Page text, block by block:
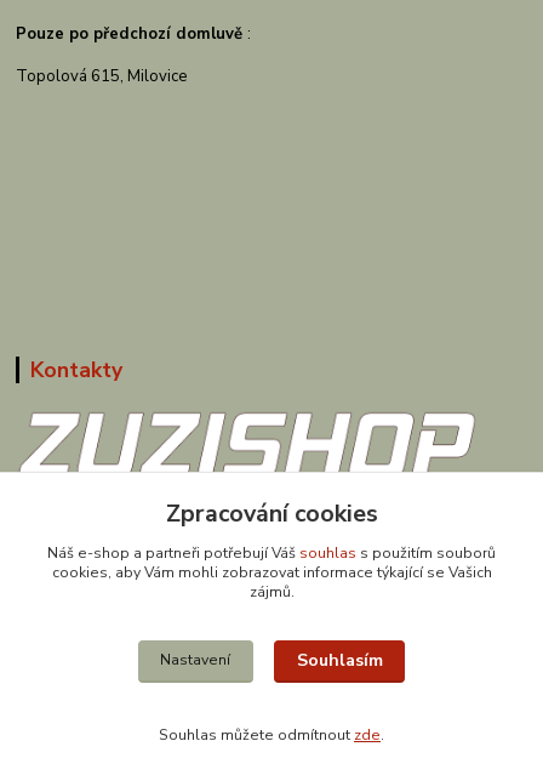
Pouze po předchozí domluvě :
Topolová 615, Milovice
Kontakty
obchod@zuzishop.cz
Zpracování cookies
Náš e-shop a partneři potřebují Váš souhlas s použitím souborů
cookies, aby Vám mohli zobrazovat informace týkající se Vašich
zájmů.
Nastavení Souhlasím
Souhlas můžete odmítnout zde.